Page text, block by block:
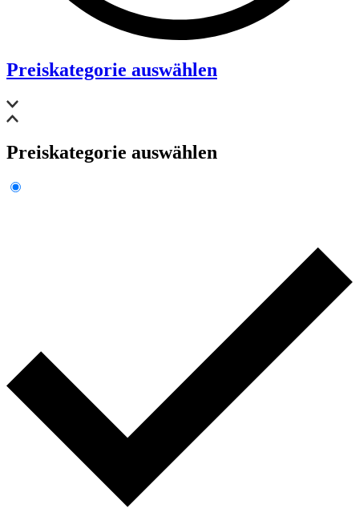
Preiskategorie auswählen
Preiskategorie auswählen